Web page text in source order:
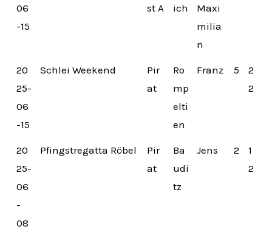
06
-15
st A
ich
Maxi
milia
n
20
25-
06
-15
Schlei Weekend
Pir
at
Ro
mp
elti
en
Franz 5
2
2
20
25-
06
-
08
Pfingstregatta Röbel
Pir
at
Ba
udi
tz
Jens 2
1
2